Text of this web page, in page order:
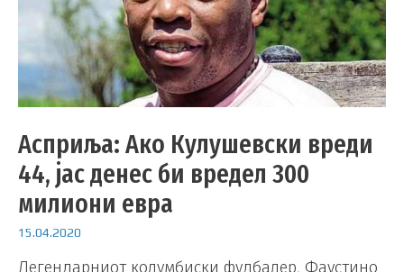
Асприља: Ако Кулушевски вреди
44, јас денес би вредел 300
милиони евра
15.04.2020
Легендарниот колумбиски фудбалер, Фаустино